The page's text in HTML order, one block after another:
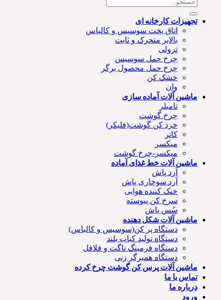
تجهیزات کارخانه ای
اتاق پخت سوسیس و کالباس
بالابر متحرک و ثابت
ترولی
چرخ حمل سوسیس
چرخ حمل محصول برگر
خشک کن
وان
ماشین آلات آماده سازی
تامبلر
چرخ گوشت
خرد کن گوشت(فلیکر)
کاتر
میکسر
میکسر-چرخ گوشت
ماشین آلات خط غذای آماده
آرد پاش
آرد سوخاری پاش
خنک کننده هوایی
سرخ کن پیوسته
سُس پاش
ماشین آلات شکل دهنده
دستگاه پر کن(سوسیس و کالباس)
دستگاه تولید کباب بلند
دستگاه فرمینگ ناگت و فلافل
دستگاه همبرگر زنی
ماشین آلات پرس کن گوشت چرخ کرده
تماس با ما
درباره ما
ورود